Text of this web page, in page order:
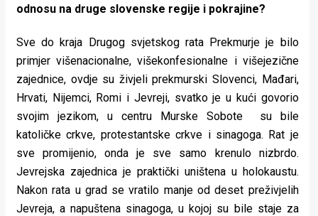
odnosu na druge slovenske regije i pokrajine?
Sve do kraja Drugog svjetskog rata Prekmurje je bilo
primjer višenacionalne, višekonfesionalne i višejezične
zajednice, ovdje su živjeli prekmurski Slovenci, Mađari,
Hrvati, Nijemci, Romi i Jevreji, svatko je u kući govorio
svojim jezikom, u centru Murske Sobote su bile
katoličke crkve, protestantske crkve i sinagoga. Rat je
sve promijenio, onda je sve samo krenulo nizbrdo.
Jevrejska zajednica je praktički uništena u holokaustu.
Nakon rata u grad se vratilo manje od deset preživjelih
Jevreja, a napuštena sinagoga, u kojoj su bile staje za